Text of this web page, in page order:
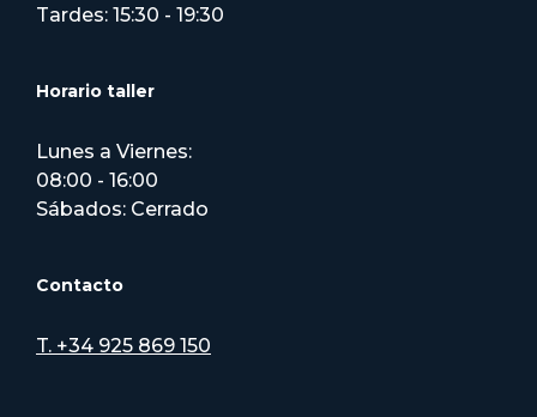
Tardes: 15:30 - 19:30
Horario taller
Lunes a Viernes:
08:00 - 16:00
Sábados: Cerrado
Contacto
T. +34 925 869 150